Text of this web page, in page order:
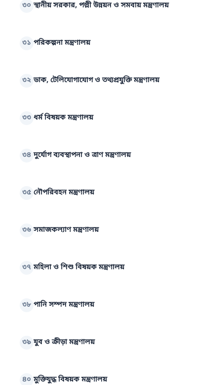
৩০ স্থানীয় সরকার, পল্লী উন্নয়ন ও সমবায় মন্ত্রণালয়
৩১ পরিকল্পনা মন্ত্রণালয়
৩২ ডাক, টেলিযোগাযোগ ও তথ্যপ্রযুক্তি মন্ত্রণালয়
৩৩ ধর্ম বিষয়ক মন্ত্রণালয়
৩৪ দুর্যোগ ব্যবস্থাপনা ও ত্রাণ মন্ত্রণালয়
৩৫ নৌপরিবহন মন্ত্রণালয়
৩৬ সমাজকল্যাণ মন্ত্রণালয়
৩৭ মহিলা ও শিশু বিষয়ক মন্ত্রণালয়
৩৮ পানি সম্পদ মন্ত্রণালয়
৩৯ যুব ও ক্রীড়া মন্ত্রণালয়
৪০ মুক্তিযুদ্ধ বিষয়ক মন্ত্রণালয়